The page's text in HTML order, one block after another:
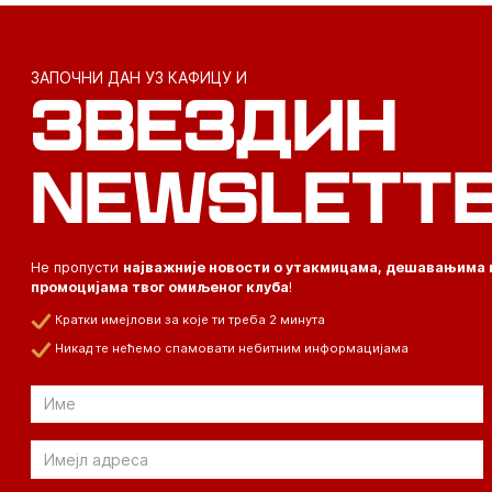
ЗАПОЧНИ ДАН УЗ КАФИЦУ И
ЗВЕЗДИН
Не пропусти најважније новости о утакмицама, дешавањима
промоцијама твог омиљеног клуба!
Кратки имејлови за које ти треба 2 минута
Никад те нећемо спамовати небитним информацијама
Email
Email